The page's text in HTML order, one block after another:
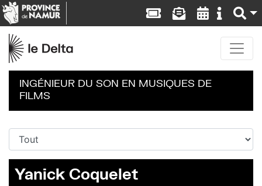
INGÉNIEUR DU SON EN MUSIQUES DE
FILMS
Yanick Coquelet